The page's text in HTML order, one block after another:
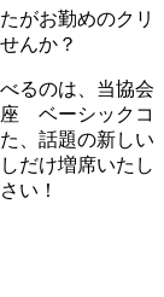
がお勤めのクリ
んか？
るのは、当協会
座 ベーシックコ
、話題の新しい
だけ増席いたし
い！